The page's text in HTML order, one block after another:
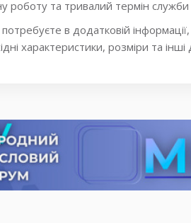
роботу та тривалий термін
в додатковій
характеристики, розміри та